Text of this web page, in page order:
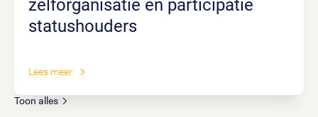
zelforganisatie en participatie
statushouders
Lees meer
Toon alles